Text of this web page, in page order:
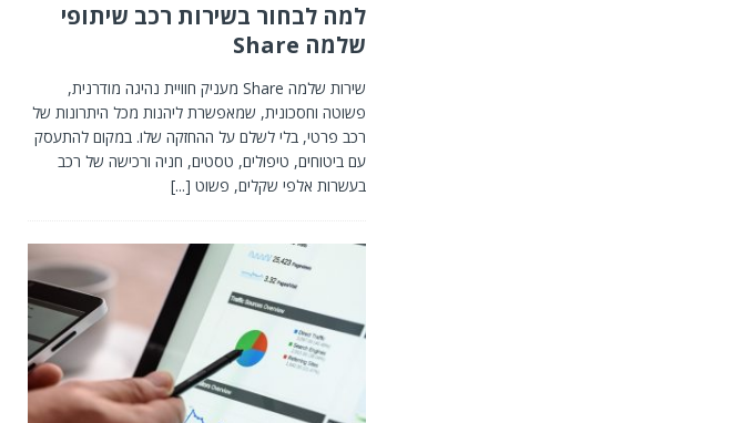
למה לבחור בשירות רכב שיתופי
שלמה Share
שירות שלמה Share מעניק חוויית נהיגה מודרנית,
פשוטה וחסכונית, שמאפשרת ליהנות מכל היתרונות של
רכב פרטי, בלי לשלם על ההחזקה שלו. במקום להתעסק
עם ביטוחים, טיפולים, טסטים, חניה ורכישה של רכב
בעשרות אלפי שקלים, פשוט [...]